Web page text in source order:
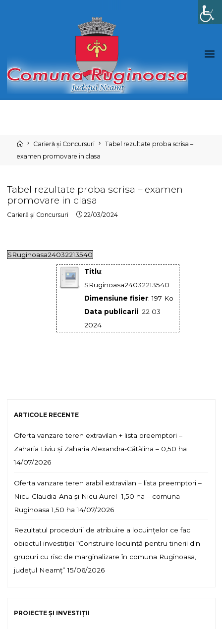
Home
Carieră și Concursuri
Tabel rezultate proba scrisa –
examen promovare in clasa
Tabel rezultate proba scrisa – examen
promovare in clasa
Carieră și Concursuri 22/03/2024
SRuginoasa24032213540
Titlu:
SRuginoasa24032213540
Dimensiune fisier: 197 Ko
Data publicarii: 22 03
2024
ARTICOLE RECENTE
Oferta vanzare teren extravilan + lista preemptori –
Zaharia Liviu și Zaharia Alexandra-Cătălina – 0,50 ha
14/07/2026
Oferta vanzare teren arabil extravilan + lista preemptori –
Nicu Claudia-Ana și Nicu Aurel -1,50 ha – comuna
Ruginoasa 1,50 ha 14/07/2026
Rezultatul procedurii de atribuire a locuințelor ce fac
obiectul investiției “Construire locuință pentru tinerii din
grupuri cu risc de marginalizare în comuna Ruginoasa,
județul Neamț” 15/06/2026
PROIECTE ȘI INVESTIȚII